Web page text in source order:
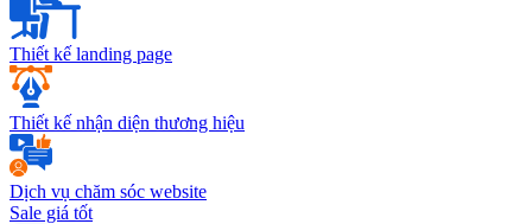
Thiết kế landing page
Thiết kế nhận diện thương hiệu
Dịch vụ chăm sóc website
Sale giá tốt